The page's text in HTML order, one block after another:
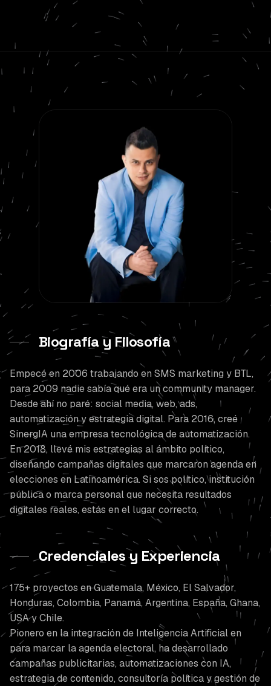
Biografía y Filosofía
Empecé en 2006 trabajando en SMS marketing y BTL,
para 2009 nadie sabía qué era un community manager.
Desde ahí no paré: social media, web, ads,
automatización y estrategia digital. Para 2016, creé
SinergIA una empresa tecnológica de automatización.
En 2018, llevé mis estrategias al ámbito político,
diseñando campañas digitales que marcaron agenda en
elecciones en Latinoamérica. Si sos político, institución
pública o marca personal que necesita resultados
digitales reales, estás en el lugar correcto.
Credenciales y Experiencia
175+ proyectos en Guatemala, México, El Salvador,
Honduras, Colombia, Panamá, Argentina, España, Ghana,
USA y Chile.
Pionero en la integración de Inteligencia Artificial en
para marcar la agenda electoral, ha desarrollado
campañas publicitarias, automatizaciones con IA,
estrategia de contenido, consultoría política y gestión de